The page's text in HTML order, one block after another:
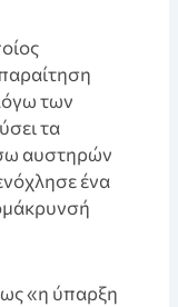
των
τα
αυστηρών
ένα
«η ύπαρξη